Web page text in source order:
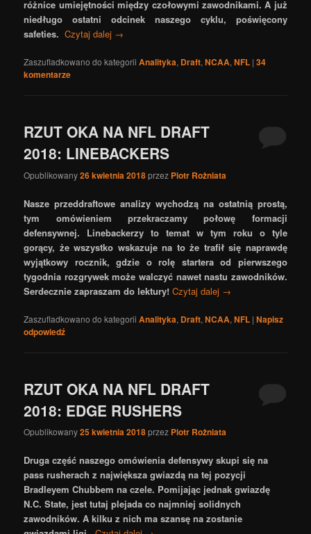
różnice umiejętności między czołowymi zawodnikami. A już
niedługo ostatni odcinek naszego cyklu, poświęcony
safeties. Czytaj dalej →
Zaszufladkowano do kategorii Analityka, Draft,NCAA,NFL |34
komentarze
RZUT OKA NA NFL DRAFT
2018: LINEBACKERS
Opublikowany26 kwietnia 2018przez Piotr Rożniata
Nasze przeddraftowe analizy wychodzą na ostatnią prostą,
tym omówieniem przekraczamy połowę formacji
defensywnej. Linebackerzy to temat w tym roku o tyle
gorący, że wszystko wskazuje na to że trafił się naprawdę
wyjątkowy rocznik, gdzie o rolę startera od pierwszego
tygodnia rozgrywek może walczyć nawet nastu zawodników.
Serdecznie zapraszam do lektury! Czytaj dalej →
Zaszufladkowano do kategorii Analityka, Draft,NCAA,NFL |Napisz
odpowiedź
RZUT OKA NA NFL DRAFT
2018: EDGE RUSHERS
Opublikowany25 kwietnia 2018przez Piotr Rożniata
Druga część naszego omówienia defensywy skupi się na
pass rusherach z największa gwiazdą na tej pozycji
Bradleyem Chubbem na czele. Pomijając jednak gwiazdę
N.C. State, jest tutaj plejada co najmniej solidnych
zawodników. A kilku z nich ma szansę na zostanie